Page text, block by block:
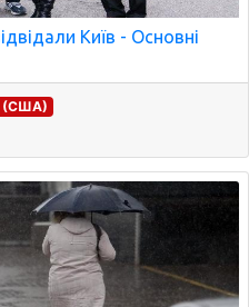
Київ - Основні
(США)